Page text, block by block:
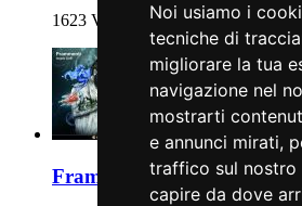
Noi usiamo i
tecniche di
migliorare la tua
navigazione nel
mostrarti
e annunci mirati,
traffico sul nostro
capire da dove
1623 Views
Frammenti